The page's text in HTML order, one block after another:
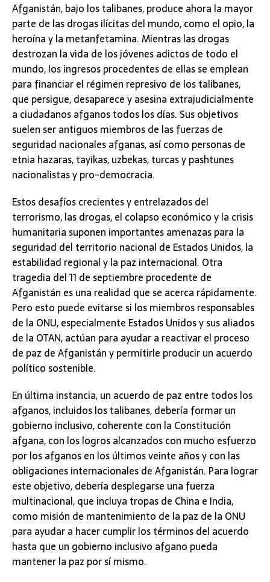
Afganistán, bajo los talibanes, produce ahora la mayor
parte de las drogas ilícitas del mundo, como el opio, la
heroína y la metanfetamina. Mientras las drogas
destrozan la vida de los jóvenes adictos de todo el
mundo, los ingresos procedentes de ellas se emplean
para financiar el régimen represivo de los talibanes,
que persigue, desaparece y asesina extrajudicialmente
a ciudadanos afganos todos los días. Sus objetivos
suelen ser antiguos miembros de las fuerzas de
seguridad nacionales afganas, así como personas de
etnia hazaras, tayikas, uzbekas, turcas y pashtunes
nacionalistas y pro-democracia.
Estos desafíos crecientes y entrelazados del
terrorismo, las drogas, el colapso económico y la crisis
humanitaria suponen importantes amenazas para la
seguridad del territorio nacional de Estados Unidos, la
estabilidad regional y la paz internacional. Otra
tragedia del 11 de septiembre procedente de
Afganistán es una realidad que se acerca rápidamente.
Pero esto puede evitarse si los miembros responsables
de la ONU, especialmente Estados Unidos y sus aliados
de la OTAN, actúan para ayudar a reactivar el proceso
de paz de Afganistán y permitirle producir un acuerdo
político sostenible.
En última instancia, un acuerdo de paz entre todos los
afganos, incluidos los talibanes, debería formar un
gobierno inclusivo, coherente con la Constitución
afgana, con los logros alcanzados con mucho esfuerzo
por los afganos en los últimos veinte años y con las
obligaciones internacionales de Afganistán. Para lograr
este objetivo, debería desplegarse una fuerza
multinacional, que incluya tropas de China e India,
como misión de mantenimiento de la paz de la ONU
para ayudar a hacer cumplir los términos del acuerdo
hasta que un gobierno inclusivo afgano pueda
mantener la paz por sí mismo.